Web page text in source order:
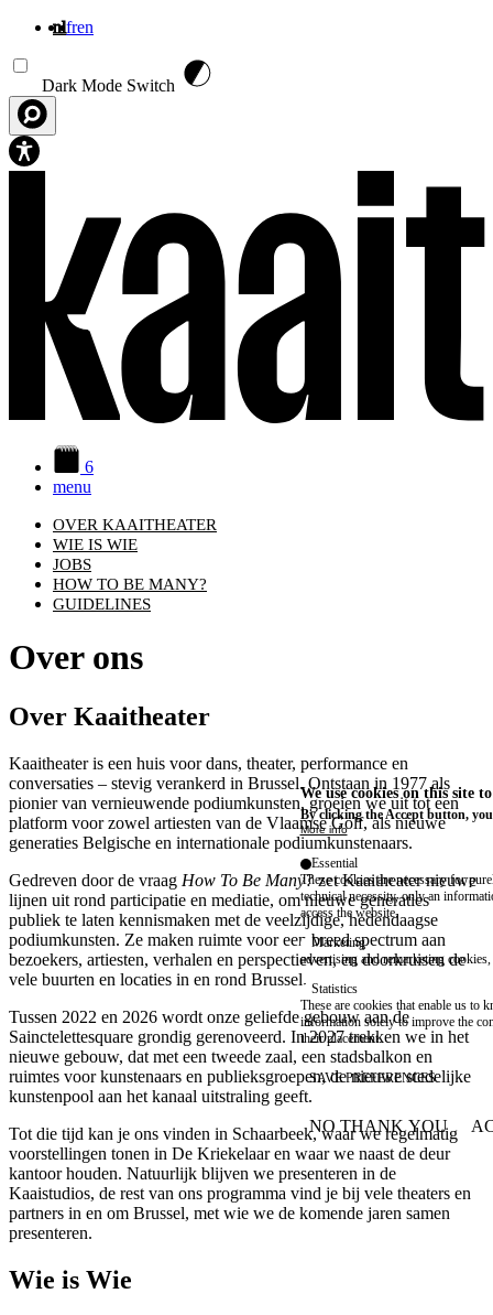
nlfren
Dark Mode Switch
6
menu
OVER KAAITHEATER
WIE IS WIE
JOBS
HOW TO BE MANY?
GUIDELINES
Over ons
Over Kaaitheater
Kaaitheater is een huis voor dans, theater, performance en
conversaties – stevig verankerd in Brussel. Ontstaan in 1977 als
pionier van vernieuwende podiumkunsten, groeien we uit tot een
platform voor zowel artiesten van de Vlaamse Golf, als nieuwe
generaties Belgische en internationale podiumkunstenaars.
Gedreven door de vraag How To Be Many?zet Kaaitheater nieuwe
lijnen uit rond participatie en mediatie, om nieuwe generaties
publiek te laten kennismaken met de veelzijdige, hedendaagse
podiumkunsten. Ze maken ruimte voor een breed spectrum aan
bezoekers, artiesten, verhalen en perspectieven, en doorkruisen de
vele buurten en locaties in en rond Brussel.
Tussen 2022 en 2026 wordt onze geliefde gebouw aan de
Sainctelettesquare grondig gerenoveerd. In 2027 trekken we in het
nieuwe gebouw, dat met een tweede zaal, een stadsbalkon en
ruimtes voor kunstenaars en publieksgroepen, de nieuwe stedelijke
kunstenpool aan het kanaal uitstraling geeft.
Tot die tijd kan je ons vinden in Schaarbeek, waar we regelmatig
voorstellingen tonen in De Kriekelaar en waar we naast de deur
kantoor houden. Natuurlijk blijven we presenteren in de
Kaaistudios, de rest van ons programma vind je bij vele theaters en
partners in en om Brussel, met wie we de komende jaren samen
presenteren.
Wie is Wie
We use cookies on this site
By clicking the Accept button,
More info
Essential
These cookies are necessary for
technical necessity, only an
access the website.
Marketing
advertising and remarketing cookies,
Statistics
These are cookies that enable us to
information solely to improve the
their placement.
SAVE PREFERENCES
NO THANK YOU
WITHDRAW